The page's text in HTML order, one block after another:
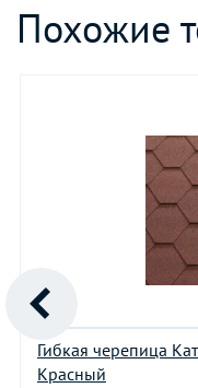
Похожие
Гибкая черепица
Красный